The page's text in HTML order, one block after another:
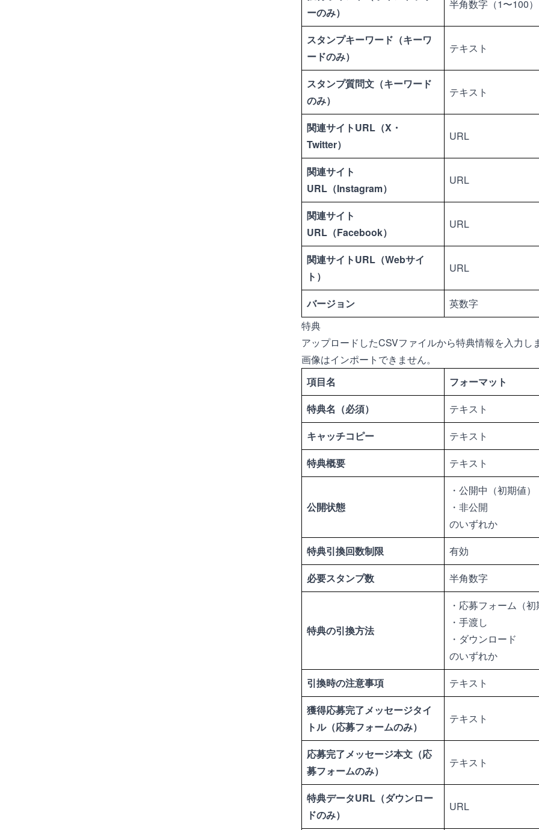
ーのみ）
半角数字（1〜100）
スタンプキーワード（キーワ
ードのみ）
テキスト
スタンプ質問文（キーワード
のみ）
テキスト
関連サイトURL（X・
Twitter）
URL
関連サイト
URL（Instagram）
URL
関連サイト
URL（Facebook）
URL
関連サイトURL（Webサイ
ト）
URL
バージョン
英数字
特典
アップロードしたCSVファイルから特典情報を入力し
画像はインポートできません。
項目名
フォーマット
特典名（必須）
テキスト
キャッチコピー
テキスト
特典概要
テキスト
公開状態
・公開中（初期値）
・非公開
のいずれか
特典引換回数制限
有効
必要スタンプ数
半角数字
特典の引換方法
・応募フォーム（
・手渡し
・ダウンロード
のいずれか
引換時の注意事項
テキスト
獲得応募完了メッセージタイ
トル（応募フォームのみ）
テキスト
応募完了メッセージ本文 （応
募フォームのみ）
テキスト
特典データURL（ダウンロー
ドのみ）
URL